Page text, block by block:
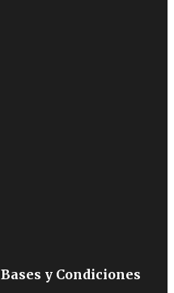
Bases y Condiciones